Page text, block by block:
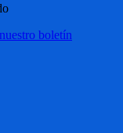
boletín